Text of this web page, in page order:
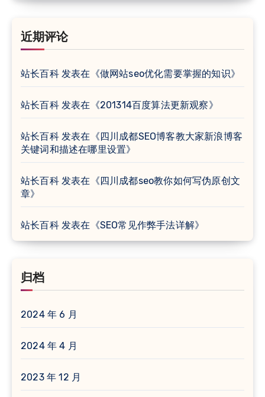
近期评论
站长百科发表在《做网站seo优化需要掌握的知识》
站长百科发表在《201314百度算法更新观察》
站长百科发表在《四川成都SEO博客教大家新浪博客
关键词和描述在哪里设置》
站长百科发表在《四川成都seo教你如何写伪原创文
章》
站长百科发表在《SEO常见作弊手法详解》
归档
2024 年 6 月
2024 年 4 月
2023 年 12 月